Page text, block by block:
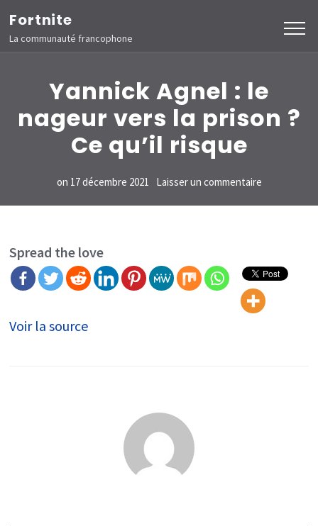
Aller
au
contenu
Fortnite
La communauté francophone
Yannick Agnel : le
nageur vers la prison ?
Ce qu’il risque
on 17 décembre 2021 Laisser un commentairesur
Yannick
nageur
vers
Spread the love
Voir la source